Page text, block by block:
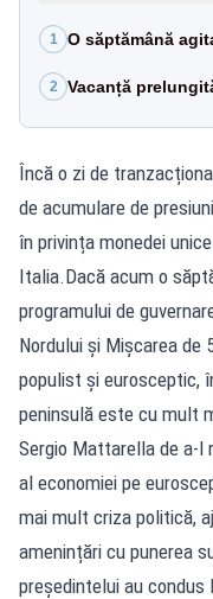
1 O săptămână
2 Vacanță
Încă o zi de
de acumulare de
în privința monedei
Italia.Dacă acum o
programului de
Nordului și Mișcarea de
populist și eurosceptic,
peninsulă este cu mult
Sergio Mattarella de a-l
al economiei pe
mai mult criza politică,
amenințări cu punerea
președintelui au